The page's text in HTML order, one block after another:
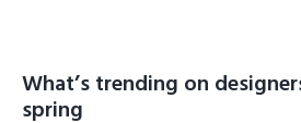
What’s trending on
spring